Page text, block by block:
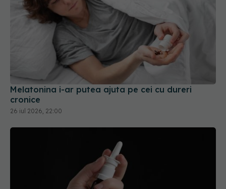
Melatonina i-ar putea ajuta pe cei cu dureri
cronice
26 iul 2026, 22:00